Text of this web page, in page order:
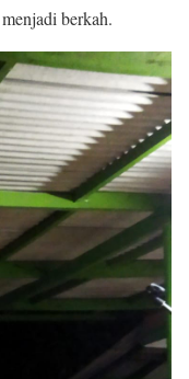
berkah.